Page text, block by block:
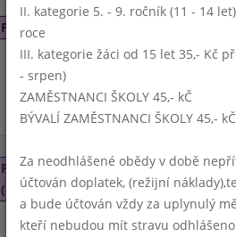
Pátek 6. 1. 2017 (11:15 - 14:00)
rybí s krutony
okurkový salát
ochucené mléko,
Pondělí 9. 1. 2017
(11:15 - 14:00)
kulajda
II. kategorie 5. - 9. ročník (11 - 14
roce
III. kategorie žáci od 15 let 35,- Kč
- srpen)
ZAMĚSTNANCI ŠKOLY 45,- kČ
BÝVALÍ ZAMĚSTNANCI ŠKOLY 45,- kČ
Za neodhlášené obědy v době
účtován doplatek, (režijní
a bude účtován vždy za uplynulý
kteří nebudou mít stravu